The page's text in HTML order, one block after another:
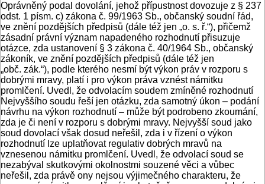
Oprávněný podal dovolání, jehož přípustnost dovozuje z § 237
odst. 1 písm. c) zákona č. 99/1963 Sb., občanský soudní řád,
ve znění pozdějších předpisů (dále též jen „o. s. ř.“), přičemž
zásadní právní význam napadeného rozhodnutí přisuzuje
otázce, zda ustanovení § 3 zákona č. 40/1964 Sb., občanský
zákoník, ve znění pozdějších předpisů (dále též jen
„obč. zák.“), podle kterého nesmí být výkon práv v rozporu s
dobrými mravy, platí i pro výkon práva vznést námitku
promlčení. Uvedl, že odvolacím soudem zmíněné rozhodnutí
Nejvyššího soudu řeší jen otázku, zda samotný úkon – podání
návrhu na výkon rozhodnutí – může být podrobeno zkoumání,
zda je či není v rozporu s dobrými mravy. Nejvyšší soud jako
soud dovolací však dosud neřešil, zda i v řízení o výkon
rozhodnutí lze uplatňovat regulativ dobrých mravů na
vznesenou námitku promlčení. Uvedl, že odvolací soud se
nezabýval skutkovými okolnostmi souzené věci a vůbec
neřešil, zda právě ony nejsou výjimečného charakteru, že